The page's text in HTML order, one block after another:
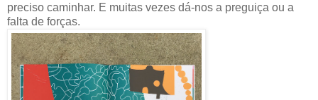
preciso caminhar. E muitas vezes dá-nos a preguiça ou a
falta de forças.